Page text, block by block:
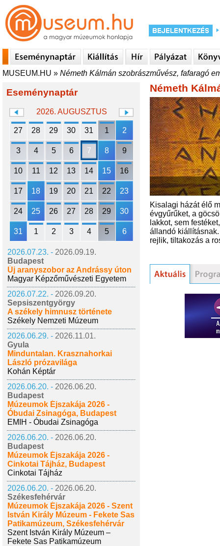
MUSEUM.HU » Németh Kálmán szobrászművész, fafaragó
Eseménynaptár
2026. AUGUSZTUS
27 28 29 30 31 1 2
3 4 5 6 7 8 9
10 11 12 13 14 15 16
17 18 19 20 21 22 23
24 25 26 27 28 29 30
31 1 2 3 4 5 6
2026.07.23. - 2026.09.19.
Budapest
Új aranyszobor az Andrássy úton
Magyar Képzőművészeti Egyetem
2026.07.22. - 2026.09.20.
Sepsiszentgyörgy
A székely himnusz története
Székely Nemzeti Múzeum
2026.06.29. - 2026.11.01.
Gyula
Minduntalan. Krasznahorkai
László prózavilága
Kohán Képtár
2026.06.20. - 2026.06.20.
Budapest
Múzeumok Éjszakája 2026 -
Óbudai Zsinagóga, Budapest
EMIH - Óbudai Zsinagóga
2026.06.20. - 2026.06.20.
Budapest
Múzeumok Éjszakája 2026 -
Cinkotai Tájház, Budapest
Cinkotai Tájház
2026.06.20. - 2026.06.20.
Székesfehérvár
Múzeumok Éjszakája 2026 - Szent
István Király Múzeum - Fekete Sas
Patikamúzeum, Székesfehérvár
Szent István Király Múzeum –
Fekete Sas Patikamúzeum
Németh
Kisalagi házát élő
évgyűrűket, a
lakkot, sem
állandó
rejlik, tiltakozás a